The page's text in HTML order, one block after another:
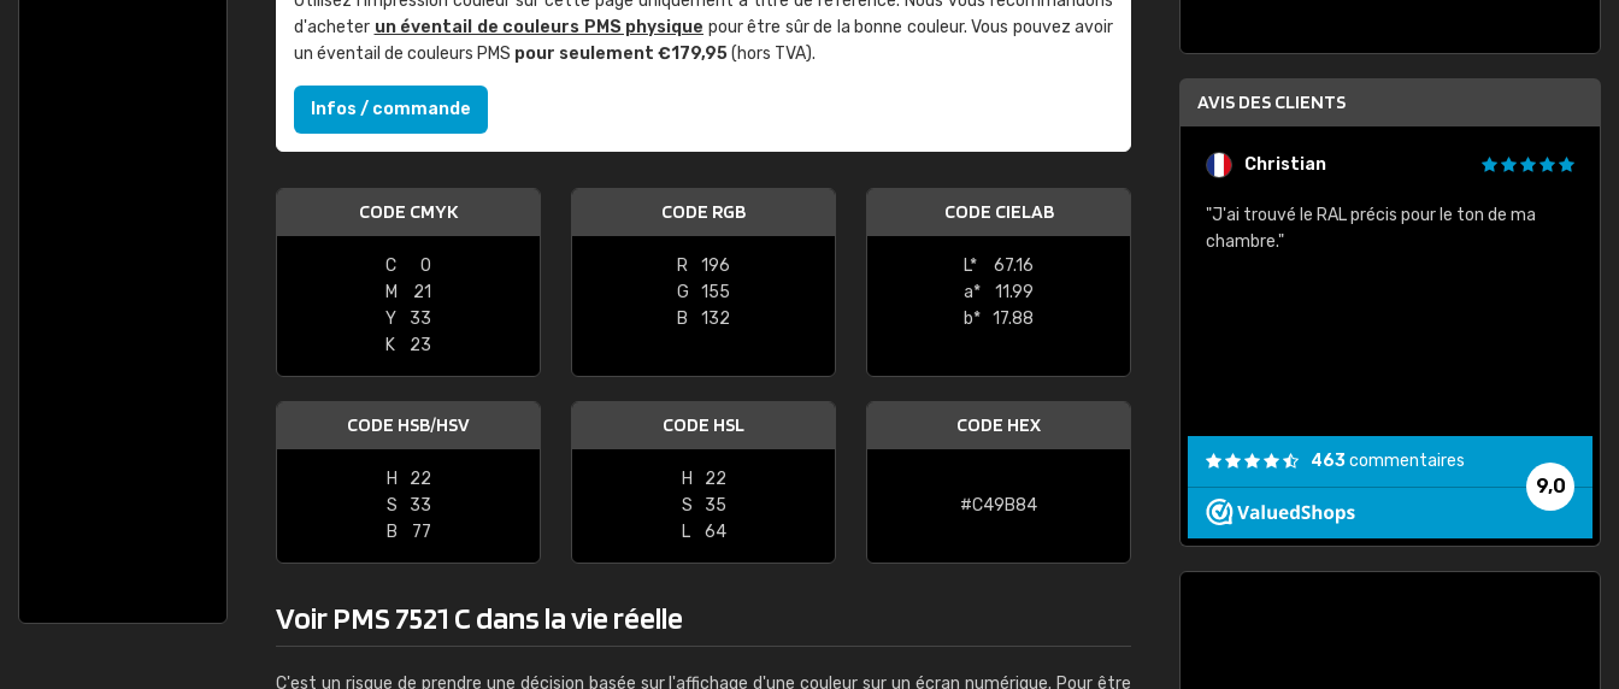
d'acheter un éventail de couleurs PMS physique pour être sûr de la bonne couleur. Vous pouvez avoir
un éventail de couleurs PMS pour seulement €179,95(hors TVA).
Infos / commande
CODE CMYK
C
0
M
21
Y
33
K
23
CODE RGB
R
196
G
155
B
132
CODE CIELAB
L*
67.16
a*
11.99
b* 17.88
CODE HSB/HSV
H
22
S
33
B
77
CODE HSL
H
22
S
35
L
64
CODE HEX
#C49B84
Voir PMS 7521 C dans la vie réelle
C'est un risque de prendre une décision basée sur l'affichage d'une couleur sur un écran numérique. Pour être
AVIS DES CLIENTS
"Le site ne permet pas de voir clairement quels
sont les produits disponibles. Il y a plusieurs
palettes de couleurs: Classic, Design, etc. On ne
comprend pas qui est quoi. La livraison s'est
bien passé et le produit reçu me convient."
Christian
"J'ai trouvé le RAL précis pour le ton de ma
chambre."
9,0
463commentaires